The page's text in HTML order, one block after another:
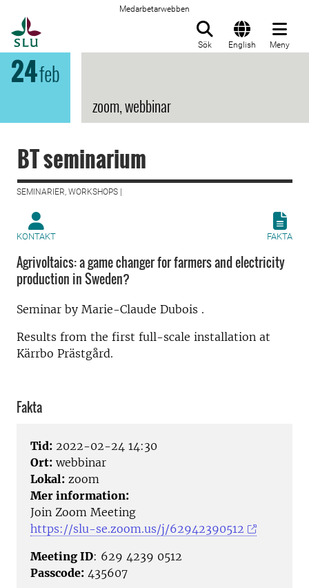
Medarbetarwebben
Sök English Meny
24feb
zoom, webbinar
BT seminarium
SEMINARIER, WORKSHOPS |
KONTAKT FAKTA
Agrivoltaics: a game changer for farmers and electricity
production in Sweden?
Seminar by Marie-Claude Dubois .
Results from the first full-scale installation at
Kärrbo Prästgård.
Fakta
Tid: 2022-02-24 14:30
Ort: webbinar
Lokal: zoom
Mer information:
Join Zoom Meeting
https://slu-se.zoom.us/j/62942390512
Meeting ID: 629 4239 0512
Passcode: 435607